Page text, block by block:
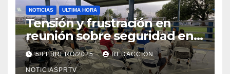
NOTICIAS ULTIMA HORA
Tensión y frustración en
reunión sobre seguridad en
Reparto Metropolitano
5/FEBRERO/2025 REDACCION
NOTICIASPRTV